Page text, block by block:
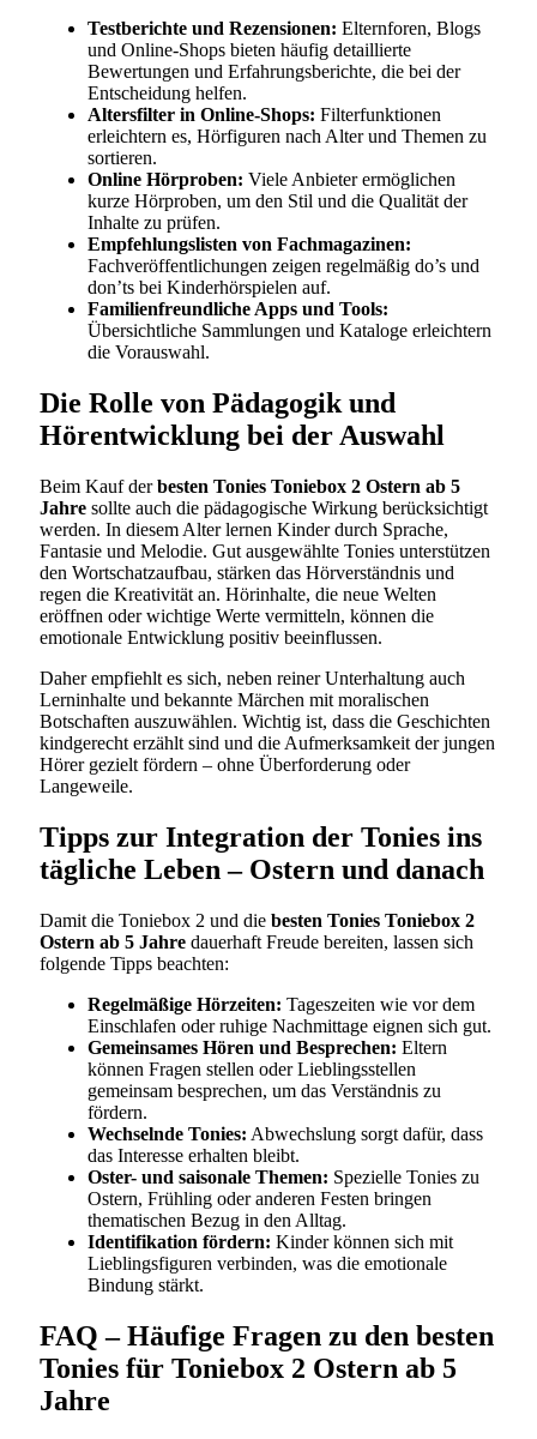
Testberichte und Rezensionen: Elternforen, Blogs
und Online-Shops bieten häufig detaillierte
Bewertungen und Erfahrungsberichte, die bei der
Entscheidung helfen.
Altersfilter in Online-Shops: Filterfunktionen
erleichtern es, Hörfiguren nach Alter und Themen zu
sortieren.
Online Hörproben: Viele Anbieter ermöglichen
kurze Hörproben, um den Stil und die Qualität der
Inhalte zu prüfen.
Empfehlungslisten von Fachmagazinen:
Fachveröffentlichungen zeigen regelmäßig do’s und
don’ts bei Kinderhörspielen auf.
Familienfreundliche Apps und Tools:
Übersichtliche Sammlungen und Kataloge erleichtern
die Vorauswahl.
Die Rolle von Pädagogik und
Hörentwicklung bei der Auswahl
Beim Kauf derbesten Tonies Toniebox 2 Ostern ab 5
Jahre sollte auch die pädagogische Wirkung berücksichtigt
werden. In diesem Alter lernen Kinder durch Sprache,
Fantasie und Melodie. Gut ausgewählte Tonies unterstützen
den Wortschatzaufbau, stärken das Hörverständnis und
regen die Kreativität an. Hörinhalte, die neue Welten
eröffnen oder wichtige Werte vermitteln, können die
emotionale Entwicklung positiv beeinflussen.
Daher empfiehlt es sich, neben reiner Unterhaltung auch
Lerninhalte und bekannte Märchen mit moralischen
Botschaften auszuwählen. Wichtig ist, dass die Geschichten
kindgerecht erzählt sind und die Aufmerksamkeit der jungen
Hörer gezielt fördern – ohne Überforderung oder
Langeweile.
Tipps zur Integration der Tonies ins
tägliche Leben – Ostern und danach
Damit die Toniebox 2 und die besten Tonies Toniebox 2
Ostern ab 5 Jahre dauerhaft Freude bereiten, lassen sich
folgende Tipps beachten:
Regelmäßige Hörzeiten: Tageszeiten wie vor dem
Einschlafen oder ruhige Nachmittage eignen sich gut.
Gemeinsames Hören und Besprechen: Eltern
können Fragen stellen oder Lieblingsstellen
gemeinsam besprechen, um das Verständnis zu
fördern.
Wechselnde Tonies: Abwechslung sorgt dafür, dass
das Interesse erhalten bleibt.
Oster- und saisonale Themen: Spezielle Tonies zu
Ostern, Frühling oder anderen Festen bringen
thematischen Bezug in den Alltag.
Identifikation fördern: Kinder können sich mit
Lieblingsfiguren verbinden, was die emotionale
Bindung stärkt.
FAQ – Häufige Fragen zu den besten
Tonies für Toniebox 2 Ostern ab 5
Jahre